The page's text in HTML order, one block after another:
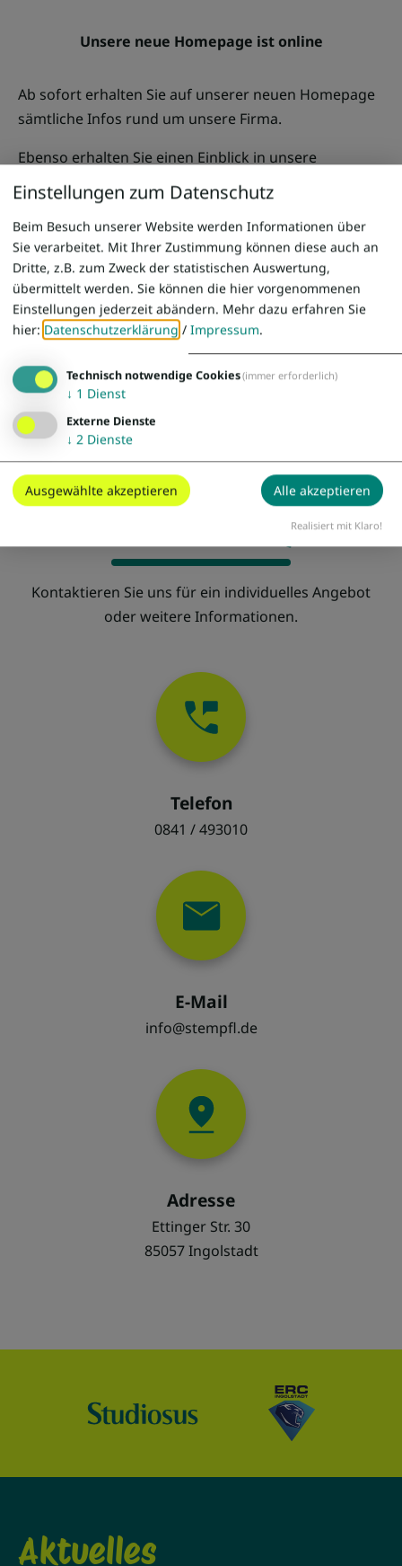
Unsere neue Homepage ist online
Ab sofort erhalten Sie auf unserer neuen Homepage
sämtliche Infos rund um unsere Firma.
Ebenso erhalten Sie einen Einblick in unsere
Geschichte, den Fuhrpark und nützliche Infos zu
unseren Linienverkehr
Die Homepage wird laufend aktualisiert und
erweitert
Bereit für Ihre Reise?
Kontaktieren Sie uns für ein individuelles Angebot
oder weitere Informationen.
Telefon
0841 / 493010
E-Mail
info@stempfl.de
Adresse
Ettinger Str. 30
85057 Ingolstadt
Aktuelles
Einstellungen zum Datenschutz
Beim Besuch unserer Website werden Informationen über
Sie verarbeitet. Mit Ihrer Zustimmung können diese auch an
Dritte, z.B. zum Zweck der statistischen Auswertung,
übermittelt werden. Sie können die hier vorgenommenen
Einstellungen jederzeit abändern. Mehr dazu erfahren Sie
hier: Datenschutzerklärung / Impressum.
Technisch notwendige Cookies(immer erforderlich)
↓ 1 Dienst
Externe Dienste
↓ 2 Dienste
Ausgewählte akzeptieren Alle akzeptieren
Realisiert mit Klaro!